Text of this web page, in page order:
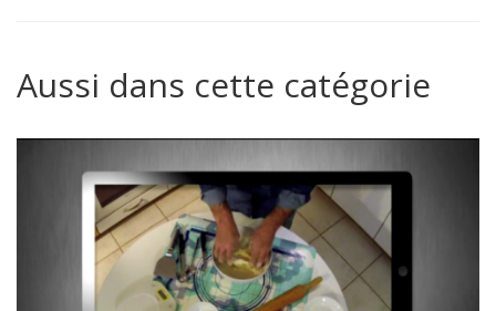
Aussi dans cette catégorie